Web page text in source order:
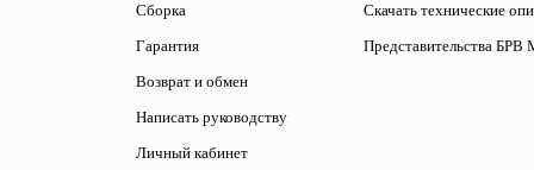
Сборка
Гарантия
Возврат и обмен
Написать руководству
Личный кабинет
Скачать технические
Представительства БРВ